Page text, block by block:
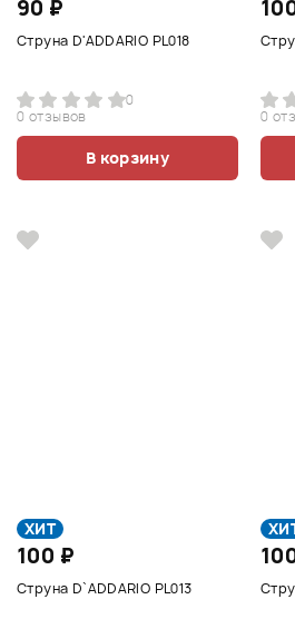
90 ₽
Струна D'ADDARIO PL018
0
0 отзывов
В корзину
0
ХИТ
100 ₽
Струна D`ADDARIO PL013